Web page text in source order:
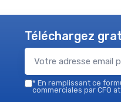
Téléchargez
* En remplissant ce
commerciales par CFO